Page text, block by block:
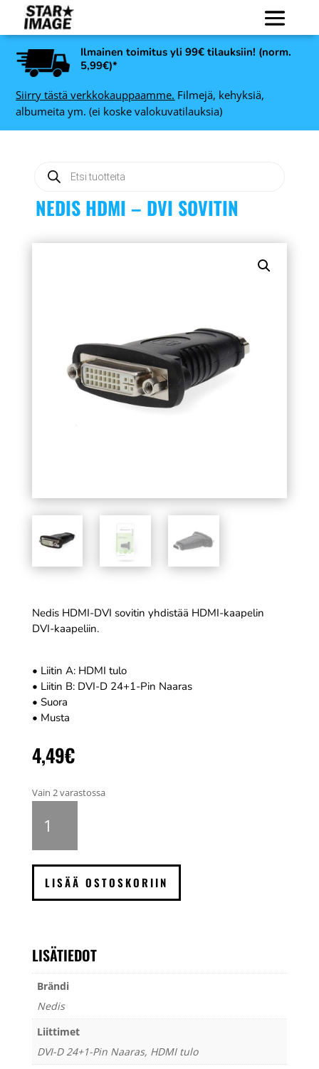
Ilmainen toimitus yli 99€ tilauksiin! (norm.
5,99€)*
Siirry tästä verkkokauppaamme. Filmejä, kehyksiä,
albumeita ym. (ei koske valokuvatilauksia)
search
NEDIS HDMI – DVI SOVITIN
Nedis HDMI-DVI sovitin yhdistää HDMI-kaapelin
DVI-kaapeliin.
• Liitin A: HDMI tulo
• Liitin B: DVI-D 24+1-Pin Naaras
• Suora
• Musta
4,49€
Vain 2 varastossa
HDMI
määrä
LISÄÄ OSTOSKORIIN
LISÄTIEDOT
Brändi
Nedis
Liittimet
DVI-D 24+1-Pin Naaras, HDMI tulo
- 15 x 20 cm
3,99€ +